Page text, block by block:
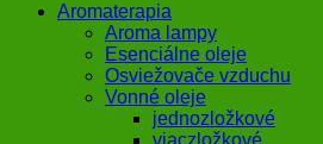
Aromaterapia
Aroma lampy
Esenciálne oleje
Osviežovače vzduchu
Vonné oleje
jednozložkové